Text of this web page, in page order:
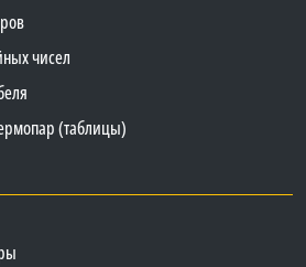
чисел
(таблицы)